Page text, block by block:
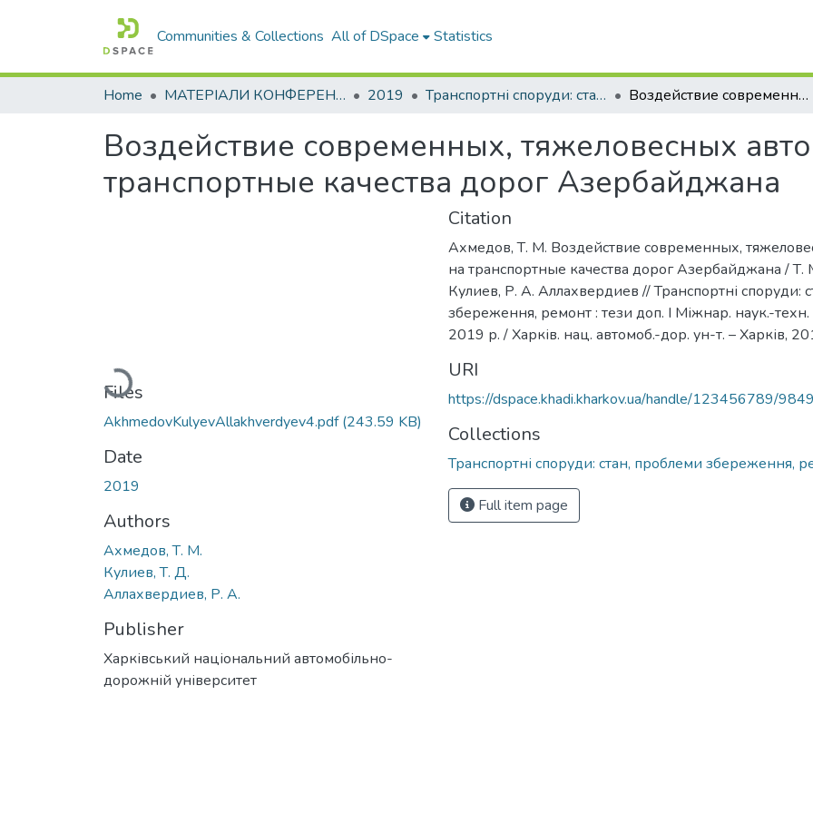
Communities & Collections All of DSpace Statistics
Home МАТЕРІАЛИ КОНФЕРЕНЦІЙ 2019 Транспортні споруди: стан, проблеми збереження, ремонт Воздействие современных, тяжеловесных автомобилей на транспортные качества дорог Азербайджана
Воздействие современных, тяжеловесных
транспортные качества дорог Азербайджана
Loading...
Files
AkhmedovKulyevAllakhverdyev4.pdf(243.59 KB)
Date
2019
Authors
Ахмедов, Т. М.
Кулиев, Т. Д.
Аллахвердиев, Р. А.
Publisher
Харківський національний автомобільно-
дорожній університет
Citation
Ахмедов, Т. М. Воздействие современных,
на транспортные качества дорог Азербайджана /
Кулиев, Р. А. Аллахвердиев // Транспортні споруди:
збереження, ремонт : тези доп. I Міжнар. наук.-
2019 р. / Харків. нац. автомоб.-дор. ун-т. – Харків,
URI
https://dspace.khadi.kharkov.ua/handle/123456789/9849
Collections
Транспортні споруди: стан, проблеми збереження,
Full item page